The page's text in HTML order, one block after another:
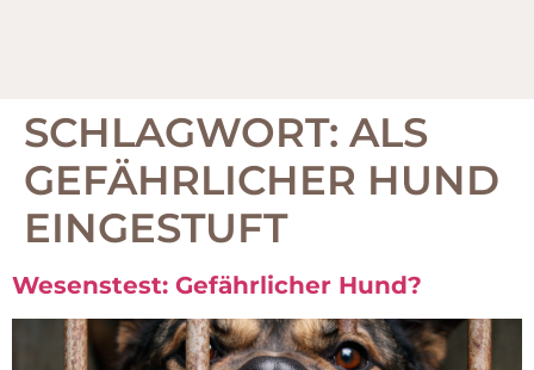
SCHLAGWORT: ALS
GEFÄHRLICHER HUND
EINGESTUFT
Wesenstest: Gefährlicher Hund?